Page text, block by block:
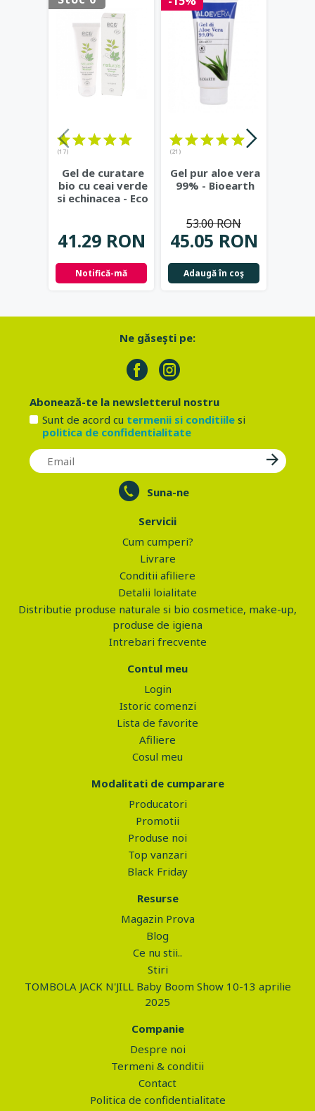
(17)
Gel de curatare
bio cu ceai verde
si echinacea - Eco
41.29 RON
Notifică-mă
(21)
Gel pur aloe vera
99% - Bioearth
45.05 RON
53.00 RON
Adaugă în coş
Ne găseşti pe:
Abonează-te la newsletterul nostru
Sunt de acord cu termenii si conditiilesi
politica de confidentialitate
Suna-ne
Servicii
Cum cumperi?
Livrare
Conditii afiliere
Detalii loialitate
Distributie produse naturale si bio cosmetice, make-up,
produse de igiena
Intrebari frecvente
Contul meu
Login
Istoric comenzi
Lista de favorite
Afiliere
Cosul meu
Modalitati de cumparare
Producatori
Promotii
Produse noi
Top vanzari
Black Friday
Resurse
Magazin Prova
Blog
Ce nu stii..
Stiri
TOMBOLA JACK N'JILL Baby Boom Show 10-13 aprilie
2025
Companie
Despre noi
Termeni & conditii
Contact
Politica de confidentialitate